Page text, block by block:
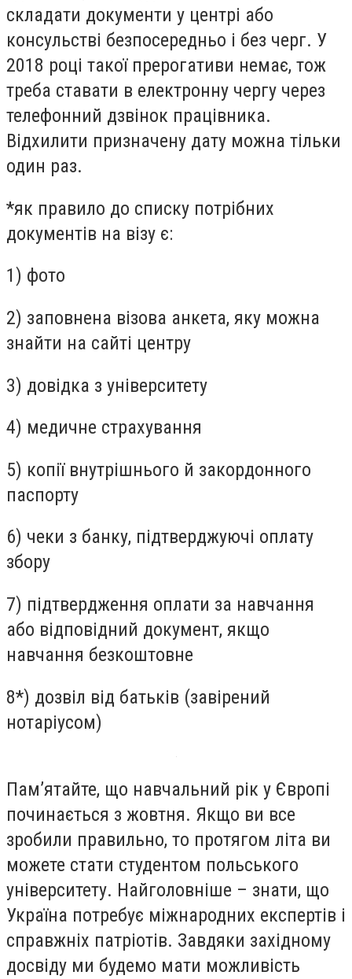
складати документи у центрі або
консульстві безпосередньо і без черг. У
2018 році такої прерогативи немає, тож
треба ставати в електронну чергу через
телефонний дзвінок працівника.
Відхилити призначену дату можна тільки
один раз.
*як правило до списку потрібних
документів на візу є:
1) фото
2) заповнена візова анкета, яку можна
знайти на сайті центру
3) довідка з університету
4) медичне страхування
5) копії внутрішнього й закордонного
паспорту
6) чеки з банку, підтверджуючі оплату
збору
7) підтвердження оплати за навчання
або відповідний документ, якщо
навчання безкоштовне
8*) дозвіл від батьків (завірений
нотаріусом)
Пам’ятайте, що навчальний рік у Європі
починається з жовтня. Якщо ви все
зробили правильно, то протягом літа ви
можете стати студентом польського
університету. Найголовніше – знати, що
Україна потребує міжнародних експертів і
справжніх патріотів. Завдяки західному
досвіду ми будемо мати можливість